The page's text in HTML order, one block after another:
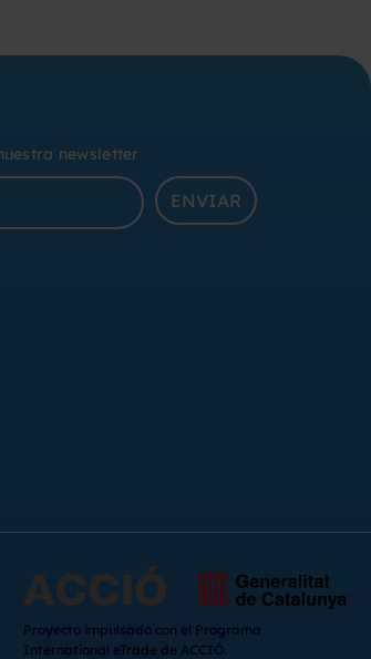
newsletter
ENVIAR
Proyecto impulsado con el Programa
International eTrade de ACCIÓ.